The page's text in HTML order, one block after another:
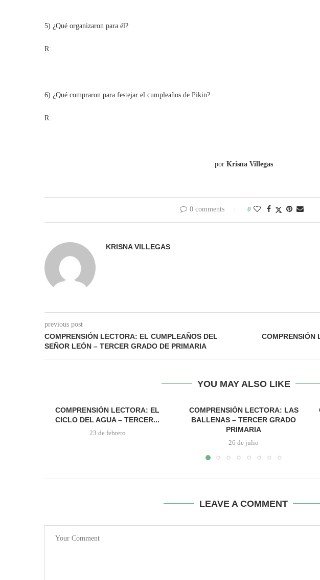
5) ¿Qué organizaron para él?
R:
6) ¿Qué compraron para festejar el cumpleaños de Pikin?
R:
porKrisna Villegas
0 comments 0
KRISNA VILLEGAS
previous post
COMPRENSIÓN LECTORA: EL CUMPLEAÑOS DEL
SEÑOR LEÓN – TERCER GRADO DE PRIMARIA
COMPRENSIÓN
YOU MAY ALSO LIKE
COMPRENSIÓN LECTORA: EL
CICLO DEL AGUA – TERCER...
23 de febrero
COMPRENSIÓN LECTORA: LAS
BALLENAS – TERCER GRADO
PRIMARIA
26 de julio
LEAVE A COMMENT